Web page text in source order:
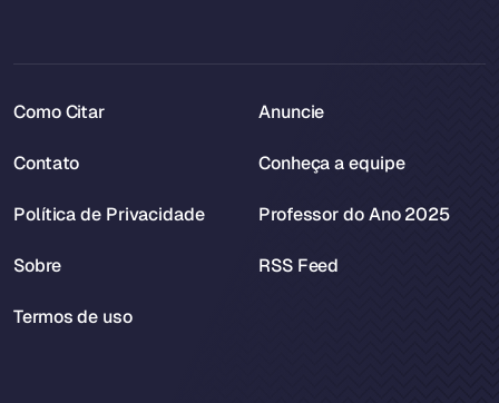
Como Citar
Contato
Política de Privacidade
Sobre
Termos de uso
Anuncie
Conheça a equipe
Professor do Ano 2025
RSS Feed